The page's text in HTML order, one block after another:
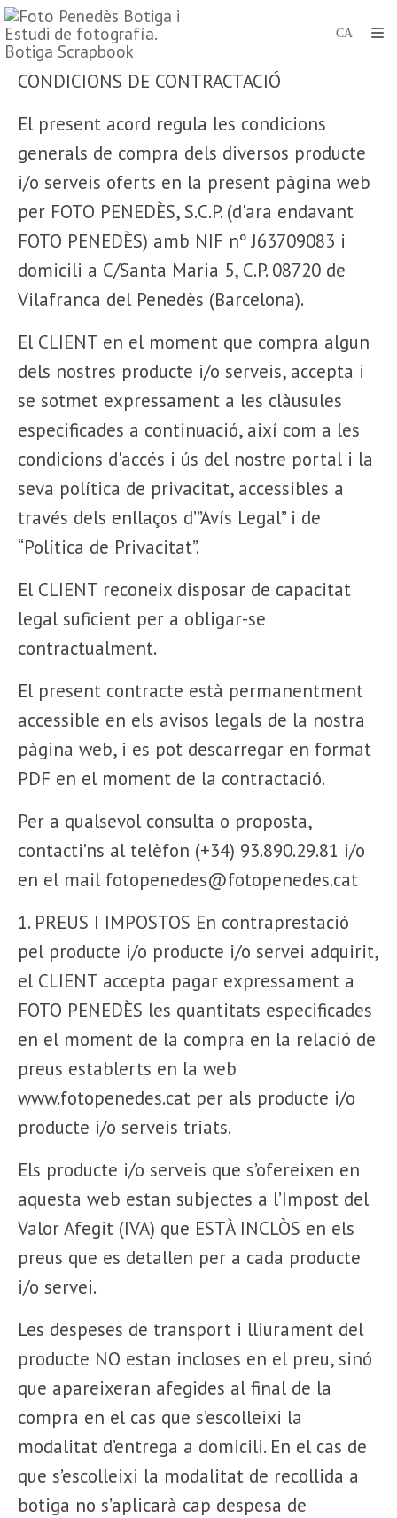
CONDICIONS DE CONTRACTACIÓ
El present acord regula les condicions
generals de compra dels diversos producte
i/o serveis oferts en la present pàgina web
per FOTO PENEDÈS, S.C.P. (d'ara endavant
FOTO PENEDÈS) amb NIF nº J63709083 i
domicili a C/Santa Maria 5, C.P. 08720 de
Vilafranca del Penedès (Barcelona).
El CLIENT en el moment que compra algun
dels nostres producte i/o serveis, accepta i
se sotmet expressament a les clàusules
especificades a continuació, així com a les
condicions d'accés i ús del nostre portal i la
seva política de privacitat, accessibles a
través dels enllaços d’”Avís Legal” i de
“Política de Privacitat”.
El CLIENT reconeix disposar de capacitat
legal suficient per a obligar-se
contractualment.
El present contracte està permanentment
accessible en els avisos legals de la nostra
pàgina web, i es pot descarregar en format
PDF en el moment de la contractació.
Per a qualsevol consulta o proposta,
contacti’ns al telèfon (+34) 93.890.29.81 i/o
en el mail fotopenedes@fotopenedes.cat
1. PREUS I IMPOSTOS En contraprestació
pel producte i/o producte i/o servei adquirit,
el CLIENT accepta pagar expressament a
FOTO PENEDÈS les quantitats especificades
en el moment de la compra en la relació de
preus establerts en la web
www.fotopenedes.cat per als producte i/o
producte i/o serveis triats.
Els producte i/o serveis que s’ofereixen en
aquesta web estan subjectes a l’Impost del
Valor Afegit (IVA) que ESTÀ INCLÒS en els
preus que es detallen per a cada producte
i/o servei.
Les despeses de transport i lliurament del
producte NO estan incloses en el preu, sinó
que apareixeran afegides al final de la
compra en el cas que s’escolleixi la
modalitat d’entrega a domicili. En el cas de
que s’escolleixi la modalitat de recollida a
botiga no s’aplicarà cap despesa de